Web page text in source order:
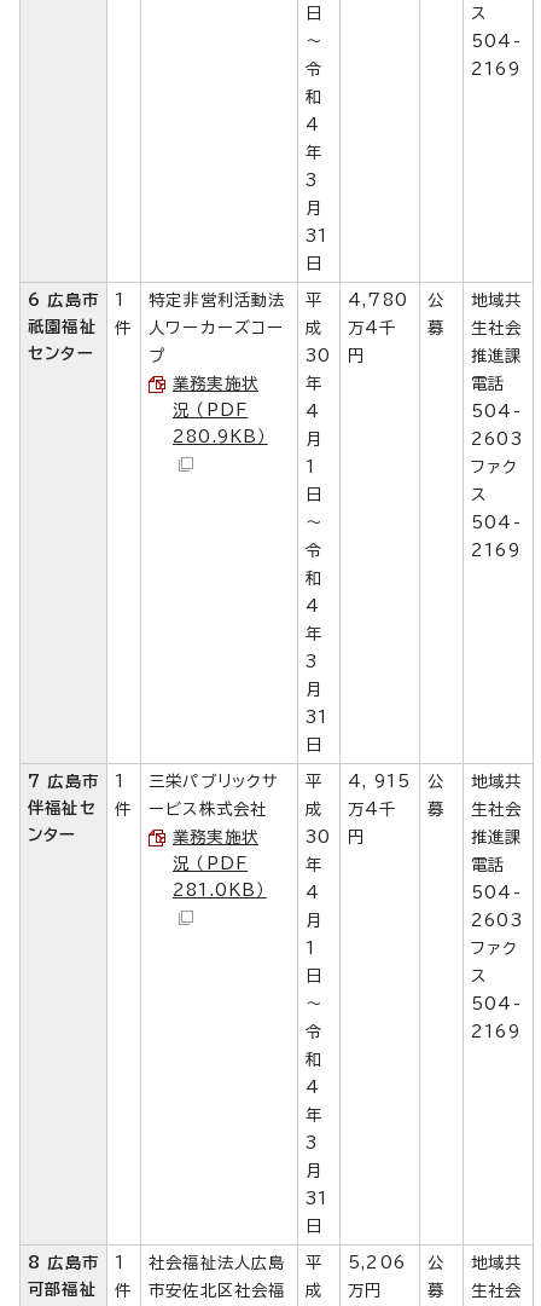
日
～
令
和
4
年
3
月
31
日
ス
504-
2169
6 広島市
祇園福祉
センター
1
件
特定非営利活動法
人ワーカーズコー
プ
業務実施状
況 （PDF
280.9KB）
平
成
30
年
4
月
1
日
～
令
和
4
年
3
月
31
日
4,780
万4千
円
公
募
地域共
生社会
推進課
電話
504-
2603
ファク
ス
504-
2169
7 広島市
伴福祉セ
ンター
1
件
三栄パブリックサ
ービス株式会社
業務実施状
況 （PDF
281.0KB）
平
成
30
年
4
月
1
日
～
令
和
4
年
3
月
31
日
4, 915
万4千
円
公
募
地域共
生社会
推進課
電話
504-
2603
ファク
ス
504-
2169
8 広島市
可部福祉
1
件
社会福祉法人広島
市安佐北区社会福
平
成
5,206
万円
公
募
地域共
生社会